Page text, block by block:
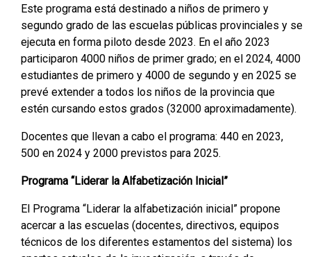
Este programa está destinado a niños de primero y
segundo grado de las escuelas públicas provinciales y se
ejecuta en forma piloto desde 2023. En el año 2023
participaron 4000 niños de primer grado; en el 2024, 4000
estudiantes de primero y 4000 de segundo y en 2025 se
prevé extender a todos los niños de la provincia que
estén cursando estos grados (32000 aproximadamente).
Docentes que llevan a cabo el programa: 440 en 2023,
500 en 2024 y 2000 previstos para 2025.
Programa “Liderar la Alfabetización Inicial”
El Programa “Liderar la alfabetización inicial” propone
acercar a las escuelas (docentes, directivos, equipos
técnicos de los diferentes estamentos del sistema) los